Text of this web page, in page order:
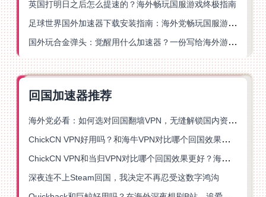
英国打明日之后怎么提速的？海外畅玩国服游戏终极指南
足球世界国外加速器下载安装指南：海外党畅玩国服游戏的终极解决方案
国外玩合金弹头：觉醒用什么加速器？一份写给海外游子的畅玩指南
回国加速器推荐
海外党必看：如何选对回国翻墙VPN，无缝解锁国内资源？
ChickCN VPN好用吗？和海牛VPN对比哪个回国效果更好？
ChickCN VPN和当归VPN对比哪个回国效果更好？海外党亲测后选了它
深夜连不上Steam回国，我决定不再忍受这数字鸿沟